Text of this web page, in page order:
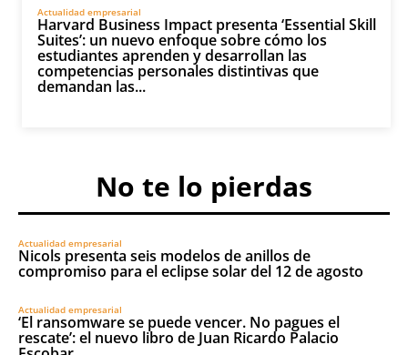
Actualidad empresarial
Harvard Business Impact presenta ‘Essential Skill
Suites’: un nuevo enfoque sobre cómo los
estudiantes aprenden y desarrollan las
competencias personales distintivas que
demandan las...
No te lo pierdas
Actualidad empresarial
Nicols presenta seis modelos de anillos de
compromiso para el eclipse solar del 12 de agosto
Actualidad empresarial
‘El ransomware se puede vencer. No pagues el
rescate’: el nuevo libro de Juan Ricardo Palacio